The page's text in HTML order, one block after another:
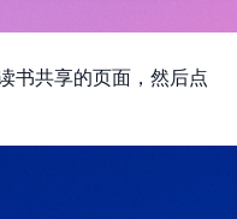
书共享的页面 ，然后点